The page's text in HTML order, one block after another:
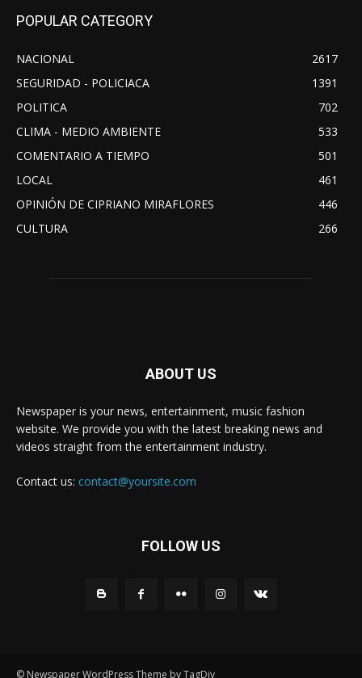
POPULAR CATEGORY
NACIONAL
2617
SEGURIDAD - POLICIACA
1391
POLITICA
702
CLIMA - MEDIO AMBIENTE
533
COMENTARIO A TIEMPO
501
LOCAL
461
OPINIÓN DE CIPRIANO MIRAFLORES
446
CULTURA
266
ABOUT US
Newspaper is your news, entertainment, music fashion
website. We provide you with the latest breaking news and
videos straight from the entertainment industry.
Contact us: contact@yoursite.com
FOLLOW US
© Newspaper WordPress Theme by TagDiv